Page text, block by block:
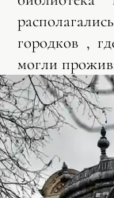
городков ,
могли